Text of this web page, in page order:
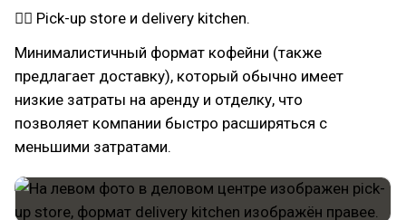
👉🏻 Pick-up store и delivery kitchen.
Минималистичный формат кофейни (также
предлагает доставку), который обычно имеет
низкие затраты на аренду и отделку, что
позволяет компании быстро расширяться с
меньшими затратами.